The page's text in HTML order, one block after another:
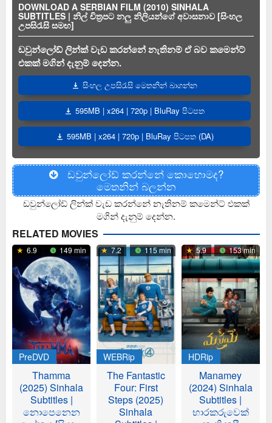
DOWNLOAD A SERBIAN FILM (2010) SINHALA
SUBTITLES | නිල් චිත්‍රපට නලු නිලියන්ගේ අවාසනාව [සිංහල
උපසිරැසි සමඟ]
ඩවුන්ලෝඩ් ලින්ක් වැඩ කරන්නේ නැතිනම් ඒ බව කමෙන්ට්
එකක් මගින් දැනුම් දෙන්න.
සිංහල උපසිරැසි මෙතනින් බාගන්න
595MB | x264 | 720p | BluRay පිටපත
595MB | x264 | 720p | BluRay පිටපත (DA)
ඩවුන්ලෝඩ් කරන්නේ කොහොමද?
මෙතනින් බලන්න
ඩවුන්ලෝඩ් ලින්ක් වැඩ කරන්නේ නැතිනම් කමෙන්ට් එකක්
මගින් දැනුම් දෙන්න.
RELATED MOVIES
6.9 149 min
PreDVD
Thamma
(2025) Sinhala
Subtitles |
නොපෙනෙන
7.2 115 min
WEBRip
The Fantastic
Four: First
Steps (2025)
Sinhala
5.9 153 min
HDRip
Manamey
(2024) Sinhala
Subtitles |
භාරකරුවෙක්